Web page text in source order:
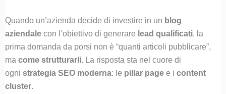
Quando un’azienda decide di investire in un blog
aziendalecon l’obiettivo di generare lead qualificati, la
prima domanda da porsi non è “quanti articoli pubblicare”,
ma come strutturarli. La risposta sta nel cuore di
ogni strategia SEO moderna: le pillar pagee i content
cluster.